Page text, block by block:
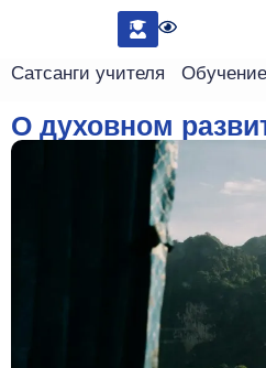
Сатсанги учителя Обучение
О духовном